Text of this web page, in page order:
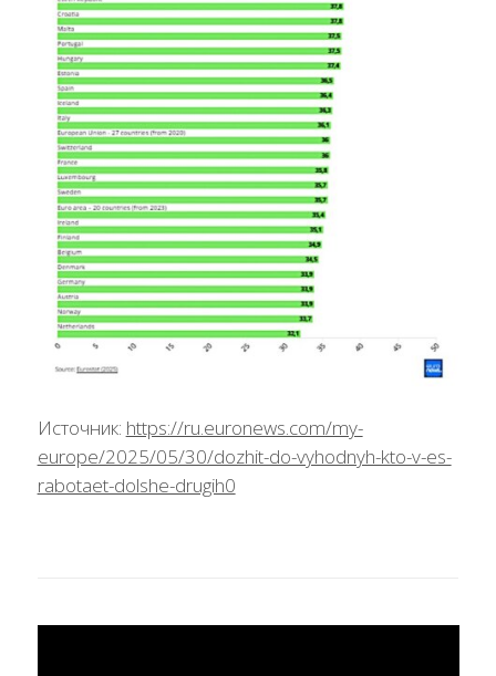
Источник: https://ru.euronews.com/my-
europe/2025/05/30/dozhit-do-vyhodnyh-kto-v-es-
rabotaet-dolshe-drugih0